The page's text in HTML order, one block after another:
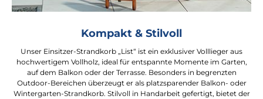
Kompakt & Stilvoll
Unser Einsitzer-Strandkorb „List“ ist ein exklusiver Volllieger aus
hochwertigem Vollholz, ideal für entspannte Momente im Garten,
auf dem Balkon oder der Terrasse. Besonders in begrenzten
Outdoor-Bereichen überzeugt er als platzsparender Balkon- oder
Wintergarten-Strandkorb. Stilvoll in Handarbeit gefertigt, bietet der